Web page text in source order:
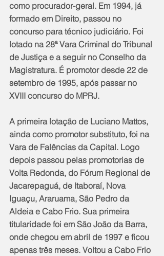
como procurador-geral. Em 1994, já
formado em Direito, passou no
concurso para técnico judiciário. Foi
lotado na 28ª Vara Criminal do Tribunal
de Justiça e a seguir no Conselho da
Magistratura. É promotor desde 22 de
setembro de 1995, após passar no
XVIII concurso do MPRJ.
A primeira lotação de Luciano Mattos,
ainda como promotor substituto, foi na
Vara de Falências da Capital. Logo
depois passou pelas promotorias de
Volta Redonda, do Fórum Regional de
Jacarepaguá, de Itaboraí, Nova
Iguaçu, Araruama, São Pedro da
Aldeia e Cabo Frio. Sua primeira
titularidade foi em São João da Barra,
onde chegou em abril de 1997 e ficou
apenas três meses. Voltou a Cabo Frio